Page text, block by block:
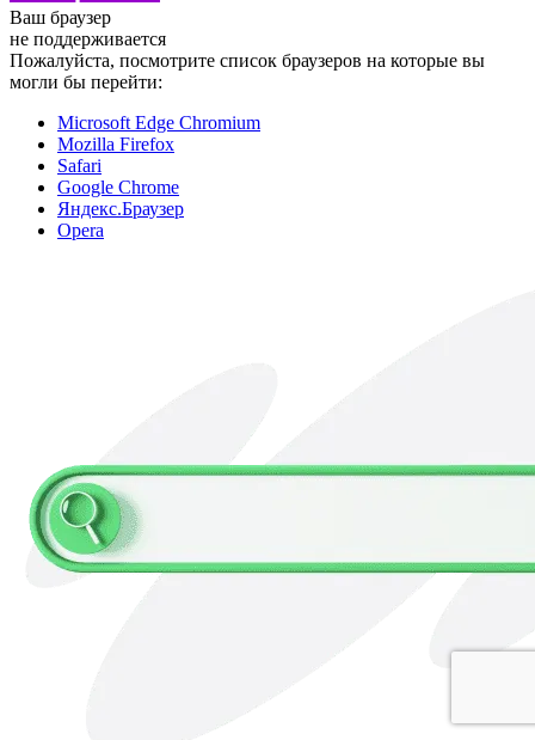
Ваш браузер
не поддерживается
Пожалуйста, посмотрите список браузеров на которые вы
могли бы перейти:
Microsoft Edge Chromium
Mozilla Firefox
Safari
Google Chrome
Яндекс.Браузер
Opera